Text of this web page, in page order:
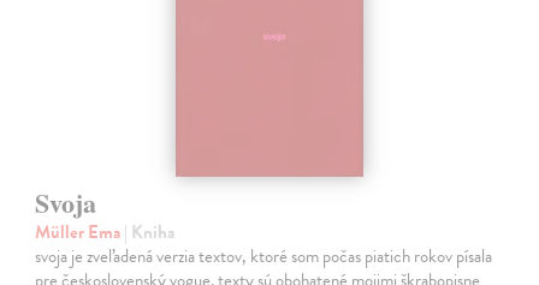
Svoja
Müller Ema| Kniha
svoja je zveľadená verzia textov, ktoré som počas piatich rokov písala